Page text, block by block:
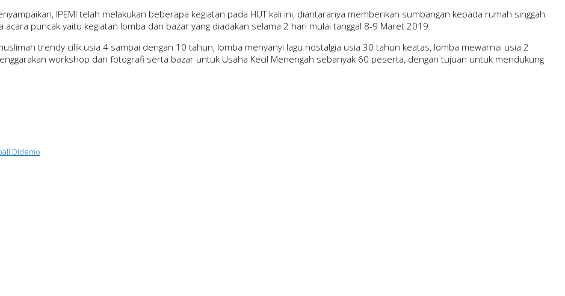
IPEMI telah melakukan beberapa kegiatan pada HUT kali ini, diantaranya memberikan sumbangan kepada rumah singgah
puncak yaitu kegiatan lomba dan bazar yang diadakan selama 2 hari mulai tanggal 8-9 Maret 2019.
trendy cilik usia 4 sampai dengan 10 tahun, lomba menyanyi lagu nostalgia usia 30 tahun keatas, lomba mewarnai usia 2
workshop dan fotografi serta bazar untuk Usaha Kecil Menengah sebanyak 60 peserta, dengan tujuan untuk mendukung
Didemo